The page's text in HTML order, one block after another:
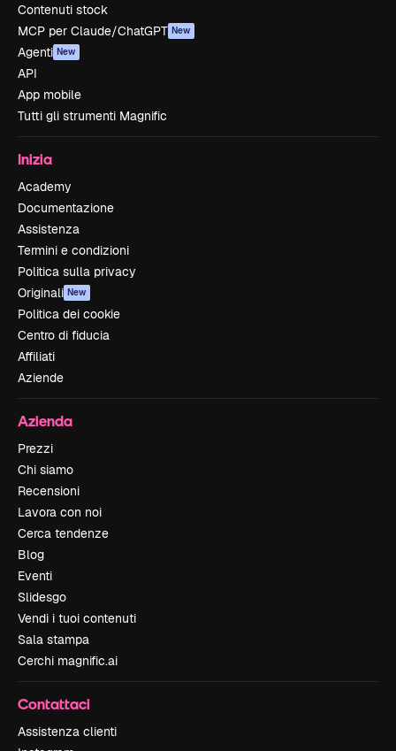
Contenuti stock
MCP per Claude/ChatGPT New
Agenti New
API
App mobile
Tutti gli strumenti Magnific
Inizia
Academy
Documentazione
Assistenza
Termini e condizioni
Politica sulla privacy
Originali New
Politica dei cookie
Centro di fiducia
Affiliati
Aziende
Azienda
Prezzi
Chi siamo
Recensioni
Lavora con noi
Cerca tendenze
Blog
Eventi
Slidesgo
Vendi i tuoi contenuti
Sala stampa
Cerchi magnific.ai
Contattaci
Assistenza clienti